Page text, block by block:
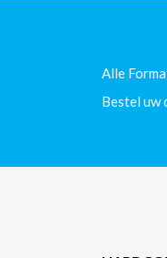
Alle
Bestel uw